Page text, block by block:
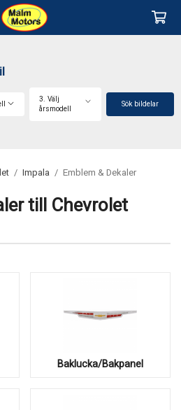
3. Välj
årsmodell
Sök bildelar
/ Impala / Emblem & Dekaler
till Chevrolet
Baklucka/Bakpanel